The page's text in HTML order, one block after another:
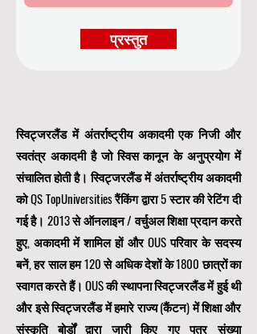
स्विट्जरलैंड में अंतर्राष्ट्रीय अकादमी एक निजी और
स्वतंत्र अकादमी है जो स्विस कानून के अनुप्रयोग में
संचालित होती है। स्विट्जरलैंड में अंतर्राष्ट्रीय अकादमी
को QS TopUniversities रैंकिंग द्वारा 5 स्टार की रेटिंग दी
गई है। 2013 से ऑनलाइन / वर्चुअल शिक्षा प्रदान करते
हुए, अकादमी में शामिल हों और OUS परिवार के सदस्य
बनें, हर साल हम 120 से अधिक देशों के 1800 छात्रों का
स्वागत करते हैं। OUS की स्थापना स्विट्जरलैंड में हुई थी
और इसे स्विट्जरलैंड में हमारे राज्य (कैंटन) में शिक्षा और
संस्कृति बोर्डों द्वारा जारी किए गए पत्र संख्या
प्रस्तुत